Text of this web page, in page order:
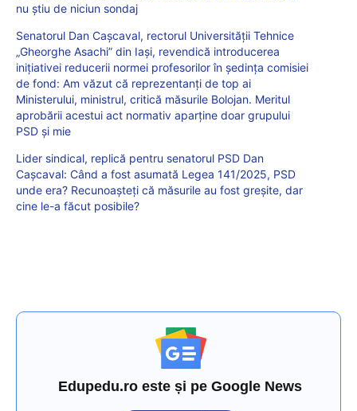
nu știu de niciun sondaj
Senatorul Dan Cașcaval, rectorul Universității Tehnice
„Gheorghe Asachi” din Iași, revendică introducerea
inițiativei reducerii normei profesorilor în ședința comisiei
de fond: Am văzut că reprezentanți de top ai
Ministerului, ministrul, critică măsurile Bolojan. Meritul
aprobării acestui act normativ aparține doar grupului
PSD și mie
Lider sindical, replică pentru senatorul PSD Dan
Cașcaval: Când a fost asumată Legea 141/2025, PSD
unde era? Recunoașteți că măsurile au fost greșite, dar
cine le-a făcut posibile?
Edupedu.ro este și pe Google News